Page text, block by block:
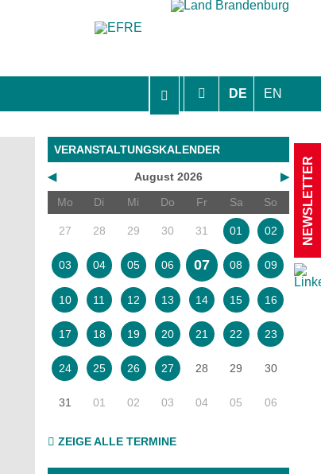
DE EN
VERANSTALTUNGSKALENDER
◀ ▶
August 2026
Mo
Di Mi Do Fr Sa So
27 28 29 30 31 01 02
03 04 05 06 07 08 09
10 11 12 13 14 15 16
17 18 19 20 21 22 23
24 25 26 27 28 29 30
31 01 02 03 04 05 06
ZEIGE ALLE TERMINE
NEWSLETTER